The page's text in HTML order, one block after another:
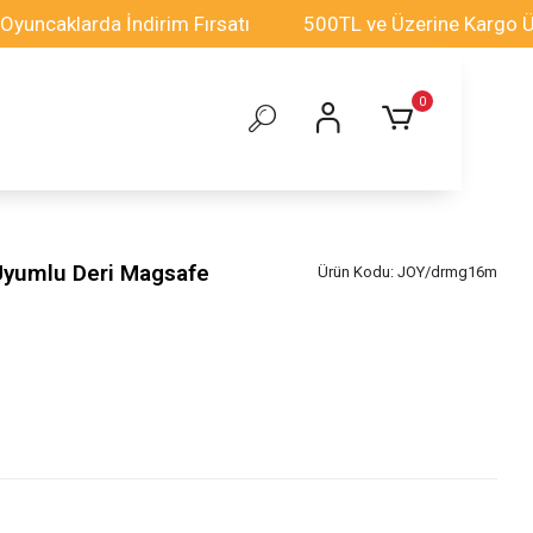
İndirim Fırsatı 500TL ve Üzerine Kargo
0
Deri Magsafe Ürün Kodu: JOY/drmg16m